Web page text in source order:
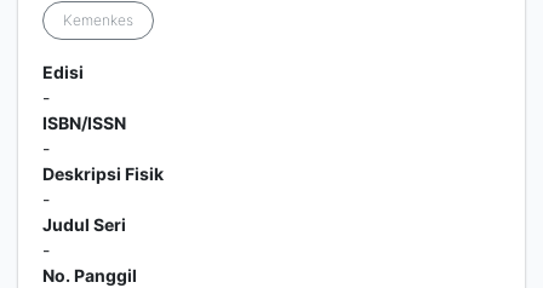
Kemenkes
Edisi
-
ISBN/ISSN
-
Deskripsi Fisik
-
Judul Seri
-
No. Panggil